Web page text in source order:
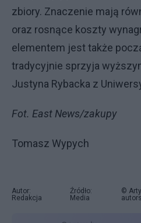
zbiory. Znaczenie mają
oraz rosnące koszty
elementem jest także
tradycyjnie sprzyja
Justyna Rybacka z
Fot. East News/zakupy
Tomasz Wypych
Autor:
Redakcja
Źródło:
Media
©